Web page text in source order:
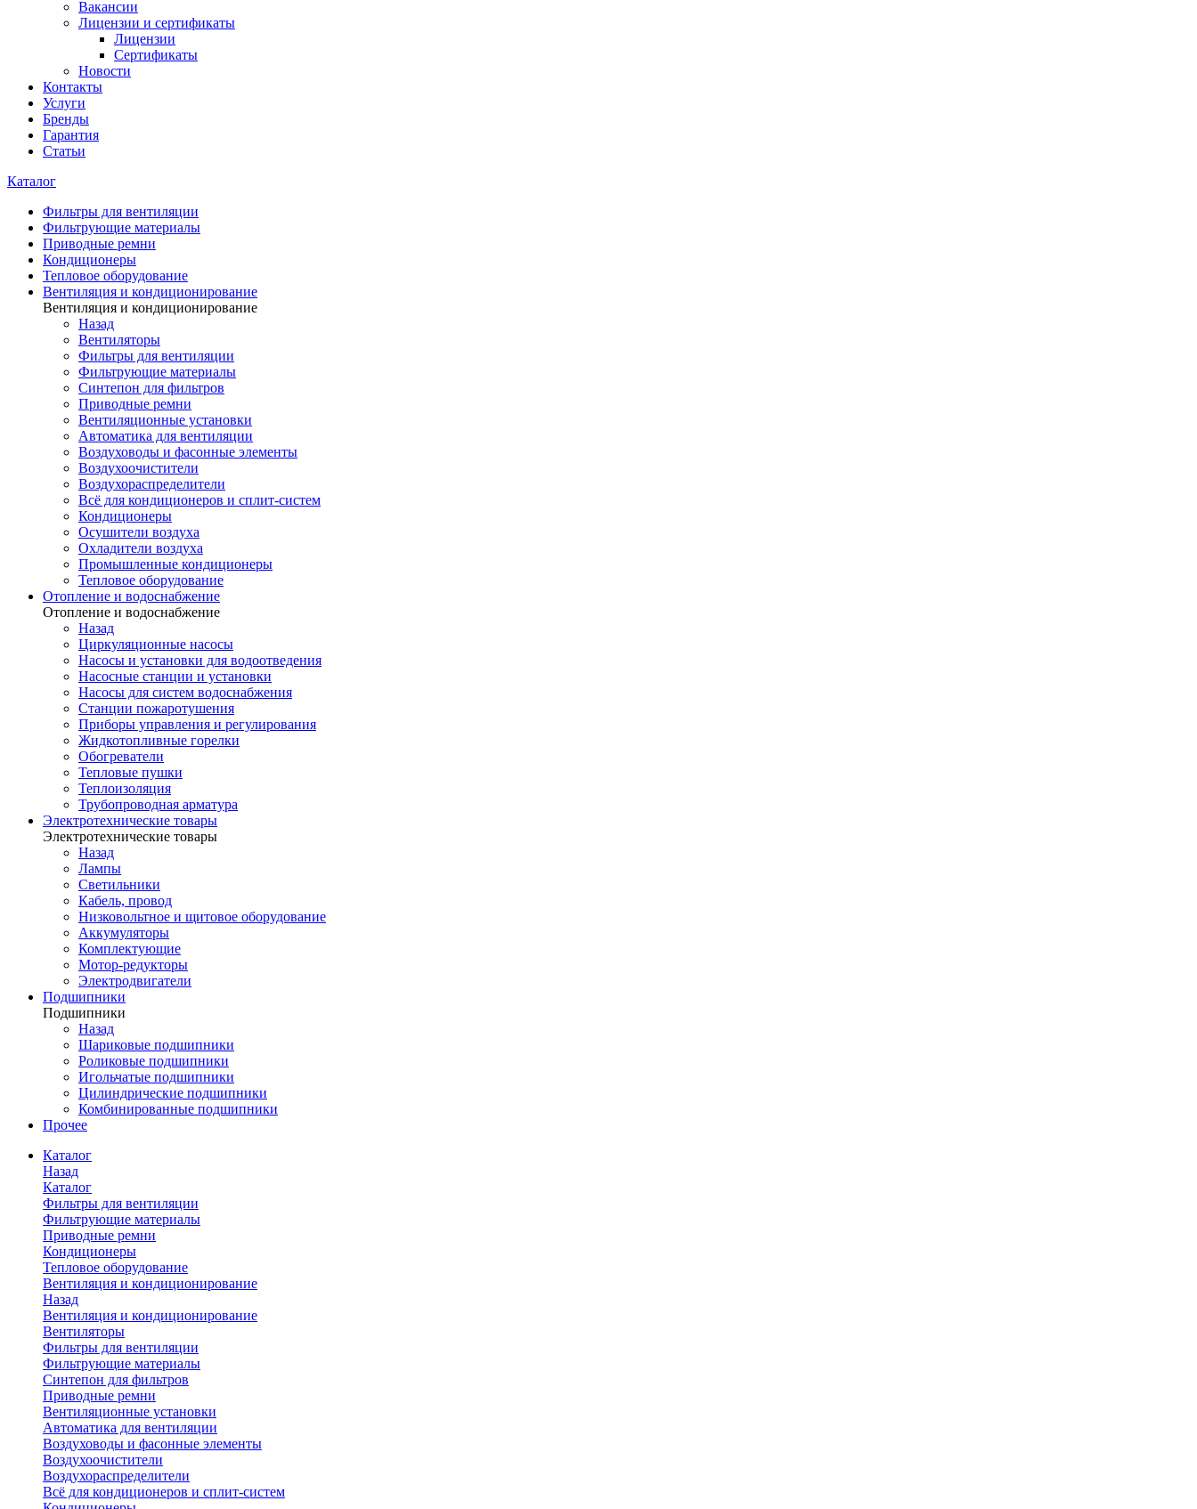
Вакансии
Лицензии и сертификаты
Лицензии
Сертификаты
Новости
Контакты
Услуги
Бренды
Гарантия
Статьи
Каталог
Фильтры для вентиляции
Фильтрующие материалы
Приводные ремни
Кондиционеры
Тепловое оборудование
Вентиляция и кондиционирование
Вентиляция и кондиционирование
Назад
Вентиляторы
Фильтры для вентиляции
Фильтрующие материалы
Синтепон для фильтров
Приводные ремни
Вентиляционные установки
Автоматика для вентиляции
Воздуховоды и фасонные элементы
Воздухоочистители
Воздухораспределители
Всё для кондиционеров и сплит-систем
Кондиционеры
Осушители воздуха
Охладители воздуха
Промышленные кондиционеры
Тепловое оборудование
Отопление и водоснабжение
Отопление и водоснабжение
Назад
Циркуляционные насосы
Насосы и установки для водоотведения
Насосные станции и установки
Насосы для систем водоснабжения
Станции пожаротушения
Приборы управления и регулирования
Жидкотопливные горелки
Обогреватели
Тепловые пушки
Теплоизоляция
Трубопроводная арматура
Электротехнические товары
Электротехнические товары
Назад
Лампы
Светильники
Кабель, провод
Низковольтное и щитовое оборудование
Аккумуляторы
Комплектующие
Мотор-редукторы
Электродвигатели
Подшипники
Подшипники
Назад
Шариковые подшипники
Роликовые подшипники
Игольчатые подшипники
Цилиндрические подшипники
Комбинированные подшипники
Прочее
Каталог
Назад
Каталог
Фильтры для вентиляции
Фильтрующие материалы
Приводные ремни
Кондиционеры
Тепловое оборудование
Вентиляция и кондиционирование
Назад
Вентиляция и кондиционирование
Вентиляторы
Фильтры для вентиляции
Фильтрующие материалы
Синтепон для фильтров
Приводные ремни
Вентиляционные установки
Автоматика для вентиляции
Воздуховоды и фасонные элементы
Воздухоочистители
Воздухораспределители
Всё для кондиционеров и сплит-систем